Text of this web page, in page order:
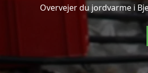
Overvejer du jordvarme i